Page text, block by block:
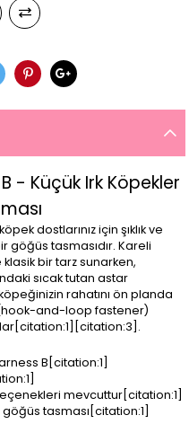
- Küçük Irk Köpekler
dostlarınız için şıklık ve
göğüs tasmasıdır. Kareli
bir tarz sunarken,
sıcak tutan astar
rahatını ön planda
(hook-and-loop fastener)
B[citation:1]
mevcuttur[citation:1]
tasması[citation:1]